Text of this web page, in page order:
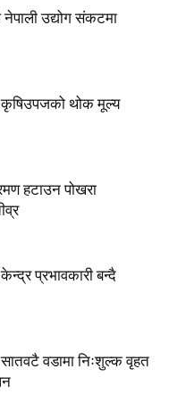
उद्योग संकटमा
थोक मूल्य
हटाउन पोखरा
प्रभावकारी बन्दै
सातवटै वडामा निःशुल्क वृहत